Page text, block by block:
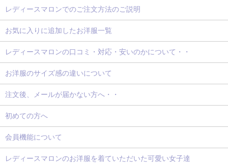
レディースマロンでのご注文方法のご説明
お気に入りに追加したお洋服一覧
レディースマロンの口コミ・対応・安いのかについて・・
お洋服のサイズ感の違いについて
注文後、メールが届かない方へ・・
初めての方へ
会員機能について
レディースマロンのお洋服を着ていただいた可愛い女子達